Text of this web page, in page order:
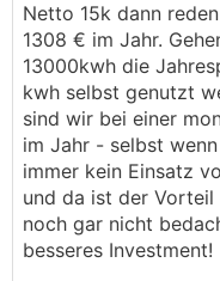
Netto 15k dann
1308 € im Jahr.
13000kwh die
kwh selbst genutzt
sind wir bei einer
im Jahr - selbst
immer kein Einsatz
und da ist der
noch gar nicht
besseres Investment!